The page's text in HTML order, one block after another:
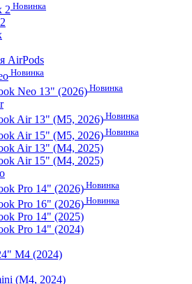
2 Новинка
AirPods
Новинка
Neo 13" (2026) Новинка
Air 13" (M5, 2026) Новинка
Air 15" (M5, 2026) Новинка
Air 13" (M4, 2025)
Air 15" (M4, 2025)
Pro 14" (2026) Новинка
Pro 16" (2026) Новинка
Pro 14" (2025)
Pro 14" (2024)
M4 (2024)
(M4, 2024)